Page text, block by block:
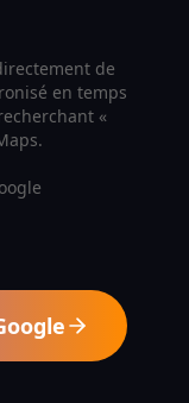
de
en temps
«